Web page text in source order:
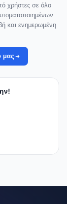
χρήστες σε όλο
και ενημερωμένη
μας